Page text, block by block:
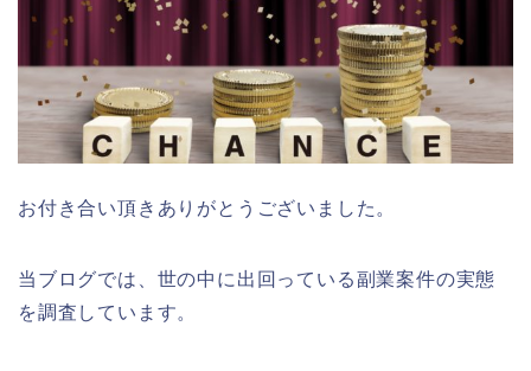
お付き合い頂きありがとうございました。
当ブログでは、世の中に出回っている副業案件の実態
を調査しています。